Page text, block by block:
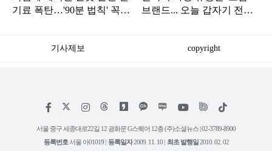
기료 폭탄…'90분 법칙' 꼭
브랜드... 오늘 갑자기 전해
기사제보 copyright
페
스
인
타
램
위
트
유
틱
서울 중구 세종대로22길 12 광화문 G스퀘어 12층 (주)소셜뉴스 | 02-3789-8900
등록번호 서울 아01019 | 등록일자2009. 11. 10 | 최초 발행일2010. 02. 02